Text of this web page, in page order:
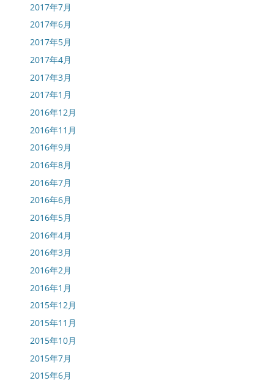
2017年7月
2017年6月
2017年5月
2017年4月
2017年3月
2017年1月
2016年12月
2016年11月
2016年9月
2016年8月
2016年7月
2016年6月
2016年5月
2016年4月
2016年3月
2016年2月
2016年1月
2015年12月
2015年11月
2015年10月
2015年7月
2015年6月